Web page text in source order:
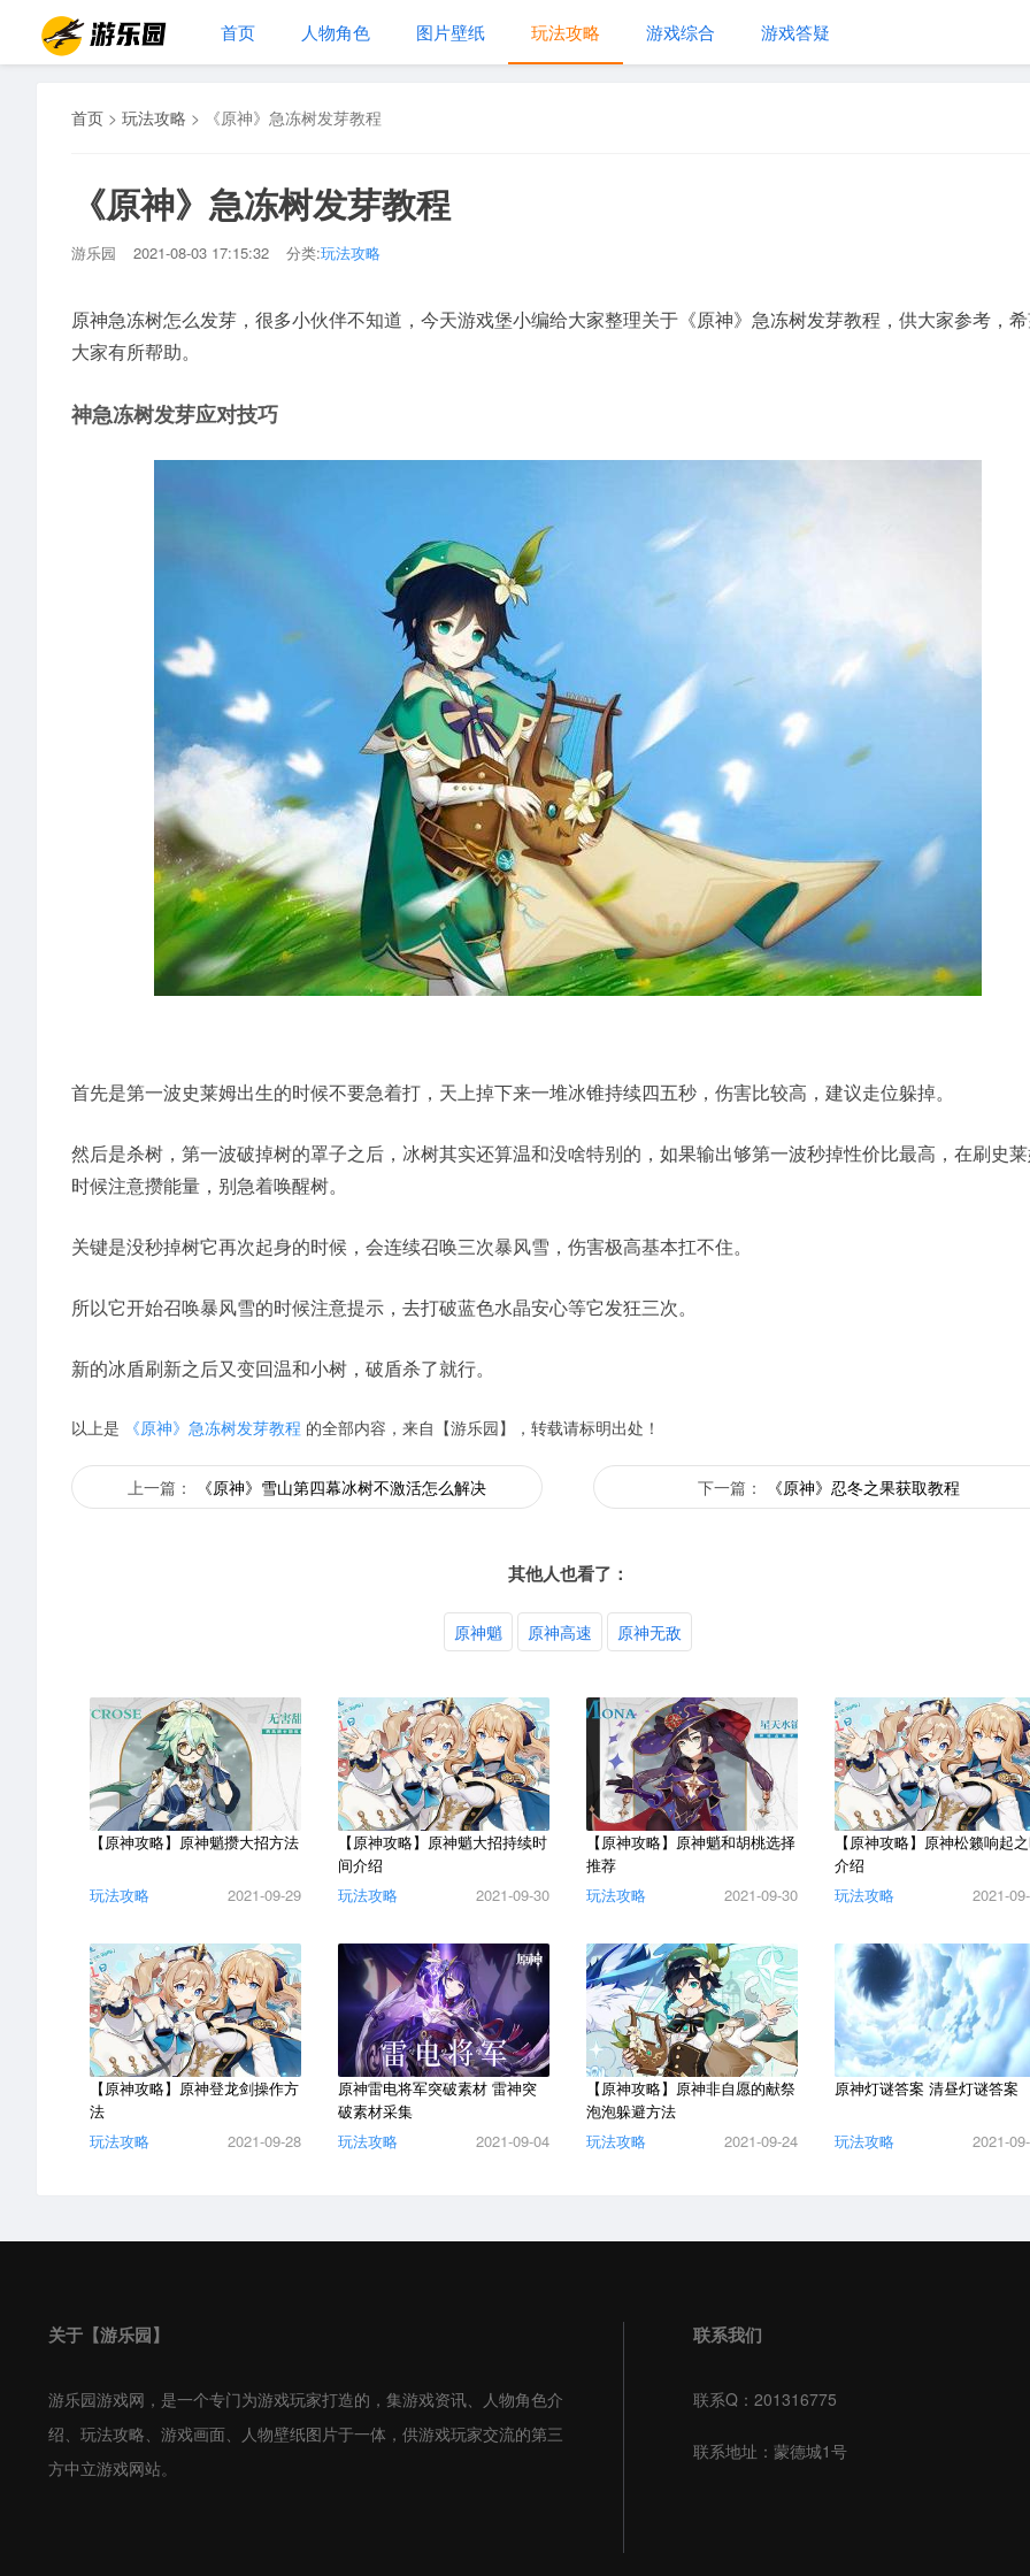
首页 人物角色 图片壁纸 玩法攻略 游戏综合 游戏答疑
首页 > 玩法攻略 > 《原神》急冻树发芽教程
《原神》急冻树发芽教程
游乐园 2021-08-03 17:15:32 分类:玩法攻略
原神急冻树怎么发芽，很多小伙伴不知道，今天游戏堡小编给大家整理关于《原神》急冻树发芽教程，供大家参考，
大家有所帮助。
神急冻树发芽应对技巧
首先是第一波史莱姆出生的时候不要急着打，天上掉下来一堆冰锥持续四五秒，伤害比较高，建议走位躲掉。
然后是杀树，第一波破掉树的罩子之后，冰树其实还算温和没啥特别的，如果输出够第一波秒掉性价比最高，在刷史
时候注意攒能量，别急着唤醒树。
关键是没秒掉树它再次起身的时候，会连续召唤三次暴风雪，伤害极高基本扛不住。
所以它开始召唤暴风雪的时候注意提示，去打破蓝色水晶安心等它发狂三次。
新的冰盾刷新之后又变回温和小树，破盾杀了就行。
以上是 《原神》急冻树发芽教程 的全部内容，来自【游乐园】，转载请标明出处！
上一篇： 《原神》雪山第四幕冰树不激活怎么解决 下一篇： 《原神》忍冬之果获取教程
其他人也看了：
原神魈 原神高速 原神无敌
【原神攻略】原神魈攒大招方法
玩法攻略 2021-09-29
【原神攻略】原神魈大招持续时
间介绍
玩法攻略
2021-09-30
【原神攻略】原神魈和胡桃选择
推荐
玩法攻略
2021-09-30
【原神攻略】原神松籁响起
介绍
玩法攻略
2021-
【原神攻略】原神登龙剑操作方
法
玩法攻略
2021-09-28
原神雷电将军突破素材 雷神突
破素材采集
玩法攻略
2021-09-04
【原神攻略】原神非自愿的献祭
泡泡躲避方法
玩法攻略
2021-09-24
原神灯谜答案 清昼灯谜答案
玩法攻略 2021-
关于【游乐园】
游乐园游戏网，是一个专门为游戏玩家打造的，集游戏资讯、人物角色介
绍、玩法攻略、游戏画面、人物壁纸图片于一体，供游戏玩家交流的第三
方中立游戏网站。
联系我们
联系Q：201316775
联系地址：蒙德城1号